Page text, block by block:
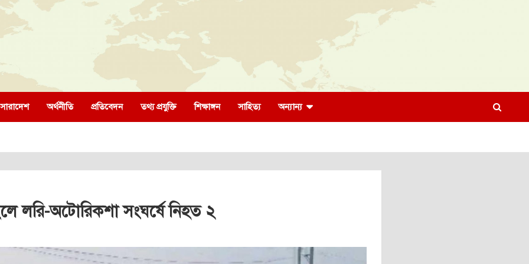
সারাদেশ অর্থনীতি প্রতিবেদন তথ্য প্রযুক্তি শিক্ষাঙ্গন সাহিত্য অন্যান্য
লরি-অটোরিকশা সংঘর্ষে নিহত ২